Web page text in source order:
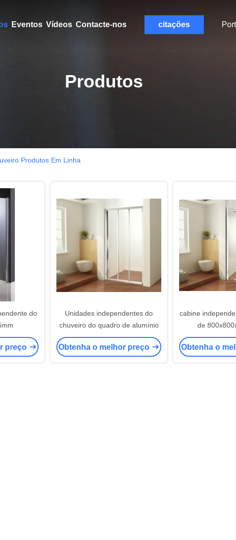
Eventos Vídeos Contacte-nos citações
Produtos
Produtos Em Linha
do
preço
Unidades independentes do
chuveiro do quadro de alumínio
Obtenha o melhor preço
cabine
de
Obtenha o